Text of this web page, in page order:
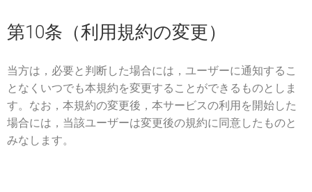
第10条（利用規約の変更）
当方は，必要と判断した場合には，ユーザーに通知するこ
となくいつでも本規約を変更することができるものとしま
す。なお，本規約の変更後，本サービスの利用を開始した
場合には，当該ユーザーは変更後の規約に同意したものと
みなします。